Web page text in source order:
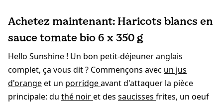
Achetez maintenant: Haricots blancs en
sauce tomate bio 6 x 350 g
Hello Sunshine ! Un bon petit-déjeuner anglais
complet, ça vous dit ? Commençons avec un jus
d'orangeet un porridgeavant d'attaquer la pièce
principale: du thé noiret des saucisses frites, un oeuf